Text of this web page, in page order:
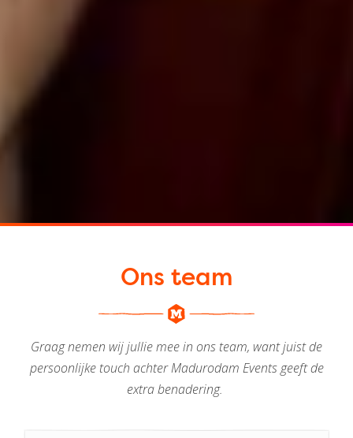
Ons team
Graag nemen wij jullie mee in ons team, want juist de
persoonlijke touch achter Madurodam Events geeft de
extra benadering.